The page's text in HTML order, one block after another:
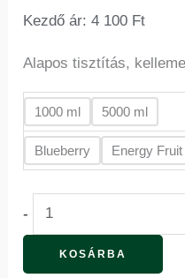
Kezdő ár:4 100 Ft
Alapos tisztítás,
1000 ml 5000 ml
Blueberry Energy Fruit
-
KOSÁRBA